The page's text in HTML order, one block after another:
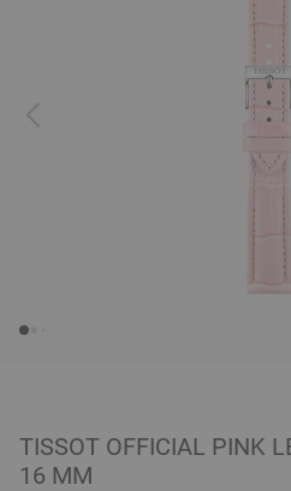
TISSOT OFFICIAL PINK
16 MM